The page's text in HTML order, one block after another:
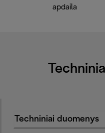
apdaila
Techniniai duomenys